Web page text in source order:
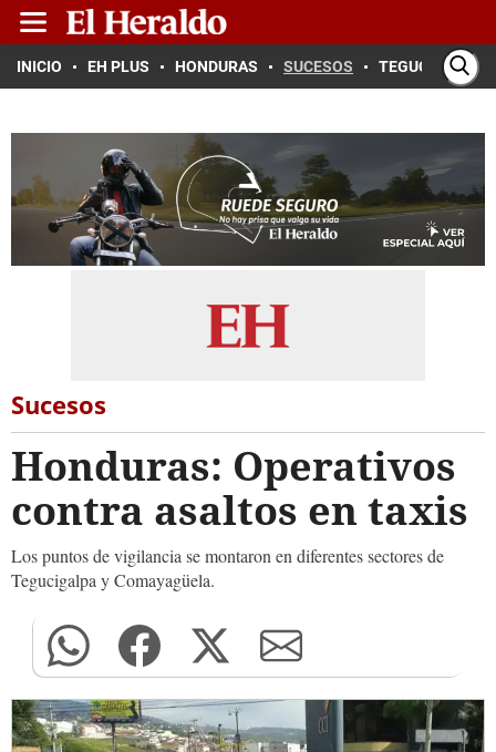
INICIO EH PLUS HONDURAS SUCESOS TEGUCIGALPA
Sucesos
Honduras: Operativos
contra asaltos en taxis
Los puntos de vigilancia se montaron en diferentes sectores de
Tegucigalpa y Comayagüela.